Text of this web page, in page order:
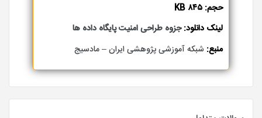
حجم: ۸۴۵ KB
لینک دانلود:جزوه طراحی امنیت پایگاه داده ها
منبع: شبکه آموزشی پژوهشی ایران – مادسیج